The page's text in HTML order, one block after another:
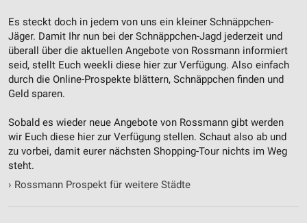
Es steckt doch in jedem von uns ein kleiner Schnäppchen-
Jäger. Damit Ihr nun bei der Schnäppchen-Jagd jederzeit und
überall über die aktuellen Angebote von Rossmann informiert
seid, stellt Euch weekli diese hier zur Verfügung. Also einfach
durch die Online-Prospekte blättern, Schnäppchen finden und
Geld sparen.
Sobald es wieder neue Angebote von Rossmann gibt werden
wir Euch diese hier zur Verfügung stellen. Schaut also ab und
zu vorbei, damit eurer nächsten Shopping-Tour nichts im Weg
steht.
› Rossmann Prospekt für weitere Städte